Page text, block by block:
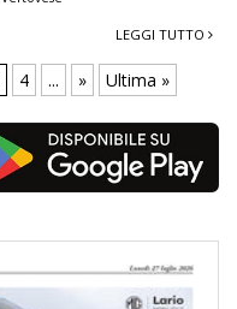
LEGGI TUTTO
4 ... » Ultima »